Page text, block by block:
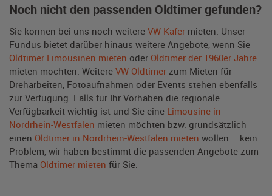
Noch nicht den passenden Oldtimer gefunden?
Sie können bei uns noch weitere VW Käfer mieten. Unser
Fundus bietet darüber hinaus weitere Angebote, wenn Sie
Oldtimer Limousinen mieten oder Oldtimer der 1960er Jahre
mieten möchten. Weitere VW Oldtimer zum Mieten für
Dreharbeiten, Fotoaufnahmen oder Events stehen ebenfalls
zur Verfügung. Falls für Ihr Vorhaben die regionale
Verfügbarkeit wichtig ist und Sie eine Limousine in
Nordrhein-Westfalen mieten möchten bzw. grundsätzlich
einen Oldtimer in Nordrhein-Westfalen mieten wollen – kein
Problem, wir haben bestimmt die passenden Angebote zum
Thema Oldtimer mieten für Sie.